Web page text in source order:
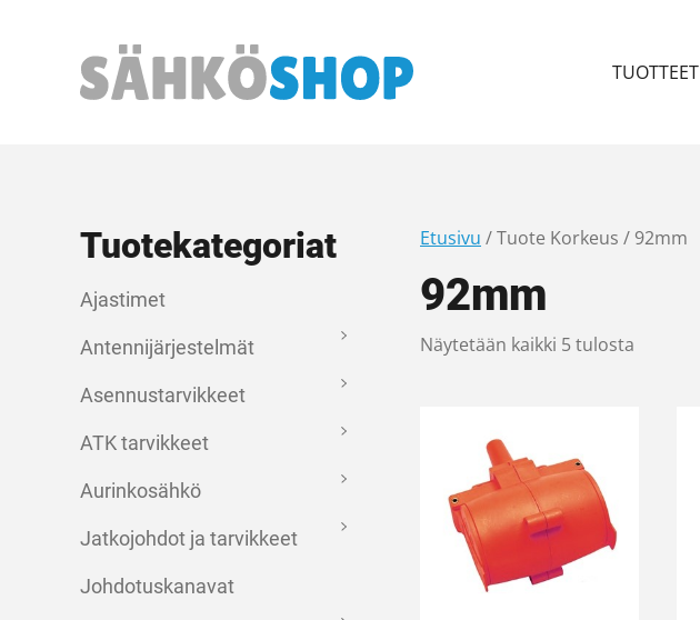
Päävalikko TUOTTEET
Tuotekategoriat
Ajastimet
Antennijärjestelmät
Asennustarvikkeet
ATK tarvikkeet
Aurinkosähkö
Jatkojohdot ja tarvikkeet
Johdotuskanavat
Etusivu / Tuote Korkeus / 92mm
92mm
Näytetään kaikki 5 tulosta